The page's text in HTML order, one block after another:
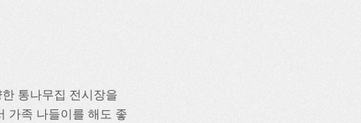
통나무집 전시장을
가족 나들이를 해도 좋